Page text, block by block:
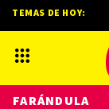
TEMAS DE HOY:
FARÁNDULA